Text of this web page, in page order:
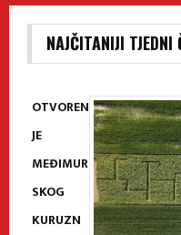
NAJČITANIJI TJEDNI
OTVOREN
JE
MEĐIMUR
SKOG
KURUZN